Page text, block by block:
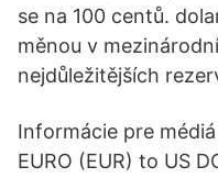
se na 100 centů.
měnou v
nejdůležitějších
Informácie pre
EURO (EUR) to US